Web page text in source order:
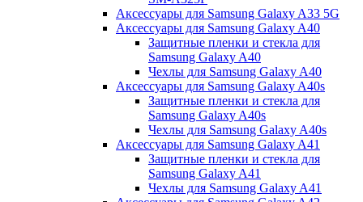
Аксессуары для Samsung Galaxy A33 5G
Аксессуары для Samsung Galaxy A40
Защитные пленки и стекла для
Samsung Galaxy A40
Чехлы для Samsung Galaxy A40
Аксессуары для Samsung Galaxy A40s
Защитные пленки и стекла для
Samsung Galaxy A40s
Чехлы для Samsung Galaxy A40s
Аксессуары для Samsung Galaxy A41
Защитные пленки и стекла для
Samsung Galaxy A41
Чехлы для Samsung Galaxy A41